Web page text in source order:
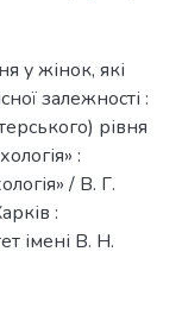
у жінок, які
залежності :
рівня
:
/ В. Г.
:
імені В. Н.